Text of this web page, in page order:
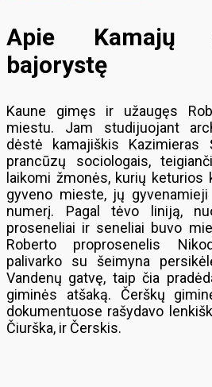
Apie Kamajų
bajorystę
Kaune gimęs ir užaugęs
miestu. Jam studijuojant
dėstė kamajiškis Kazimieras
prancūzų sociologais,
laikomi žmonės, kurių
gyveno mieste, jų
numerį. Pagal tėvo liniją,
proseneliai ir seneliai buvo
Roberto proprosenelis
palivarko su šeimyna
Vandenų gatvę, taip čia
giminės atšaką. Čerškų
dokumentuose rašydavo
Čiurška, ir Čerskis.